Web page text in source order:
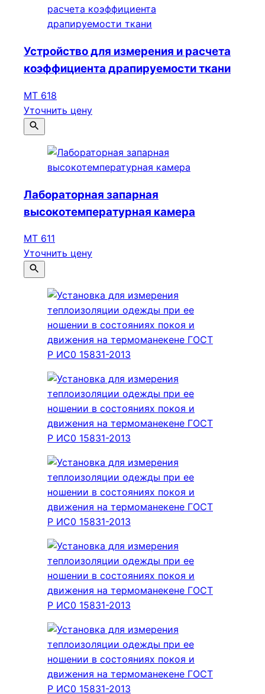
Устройство для измерения и расчета
коэффициента драпируемости ткани
МТ 618
Уточнить цену
Лабораторная запарная
высокотемпературная камера
МТ 611
Уточнить цену